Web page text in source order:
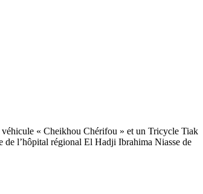
véhicule « Cheikhou Chérifou » et un Tricycle Tiak
de l’hôpital régional El Hadji Ibrahima Niasse de